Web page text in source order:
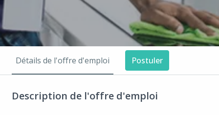
Détails de l'offre d'emploi Postuler
Description de l'offre d'emploi